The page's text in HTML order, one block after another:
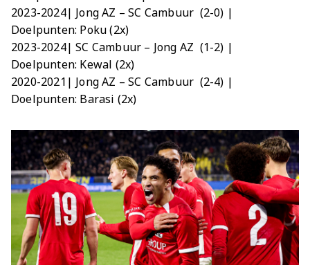
2023-2024| Jong AZ – SC Cambuur (2-0) |
Doelpunten: Poku (2x)
2023-2024| SC Cambuur – Jong AZ (1-2) |
Doelpunten: Kewal (2x)
2020-2021 | Jong AZ – SC Cambuur (2-4) |
Doelpunten: Barasi (2x)